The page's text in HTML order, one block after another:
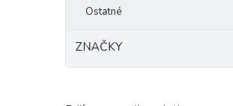
Ostatné
ZNAČKY